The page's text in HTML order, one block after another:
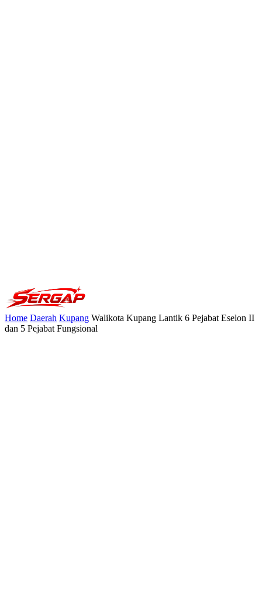
Home Daerah Kupang Walikota Kupang Lantik 6 Pejabat Eselon II
dan 5 Pejabat Fungsional